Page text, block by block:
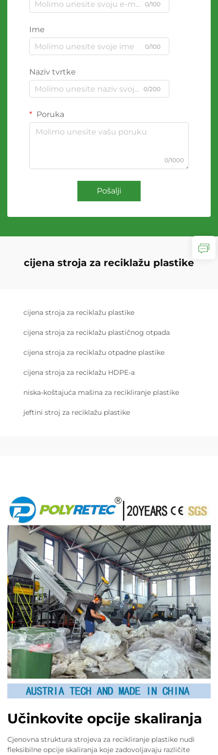
0/100
Ime
0/100
Naziv tvrtke
0/200
Poruka
0/1000
Pošalji
cijena stroja za reciklažu plastike
cijena stroja za reciklažu plastike
cijena stroja za reciklažu plastičnog otpada
cijena stroja za reciklažu otpadne plastike
cijena stroja za reciklažu HDPE-a
niska-koštajuća mašina za recikliranje plastike
jeftini stroj za reciklažu plastike
Učinkovite opcije skaliranja
Cjenovna struktura strojeva za recikliranje plastike nudi
fleksibilne opcije skaliranja koje zadovoljavaju različite